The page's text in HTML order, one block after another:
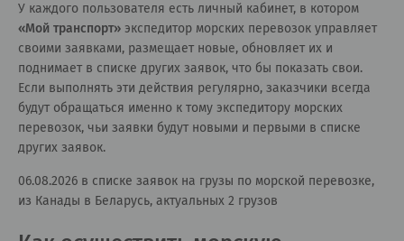
У каждого пользователя есть личный кабинет, в котором
«Мой транспорт» экспедитор морских перевозок управляет
своими заявками, размещает новые, обновляет их и
поднимает в списке других заявок, что бы показать свои.
Если выполнять эти действия регулярно, заказчики всегда
будут обращаться именно к тому экспедитору морских
перевозок, чьи заявки будут новыми и первыми в списке
других заявок.
06.08.2026 в списке заявок на грузы по морской перевозке,
из Канады в Беларусь, актуальных 2 грузов